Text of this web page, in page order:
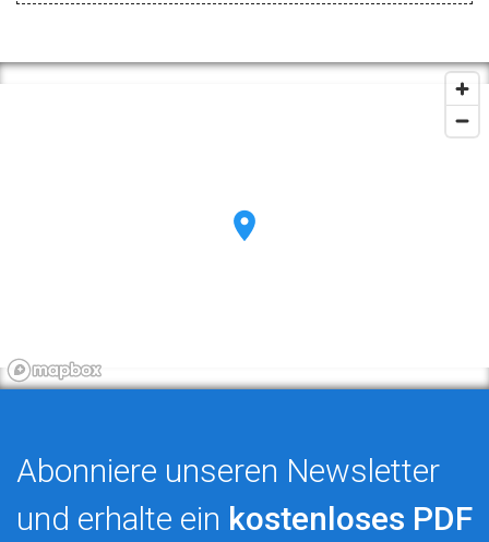
Abonniere unseren Newsletter
und erhalte ein kostenloses PDF